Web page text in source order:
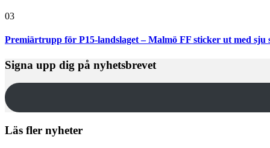
03
Premiärtrupp för P15-landslaget – Malmö FF sticker ut med sju
Signa upp dig på nyhetsbrevet
Läs fler nyheter